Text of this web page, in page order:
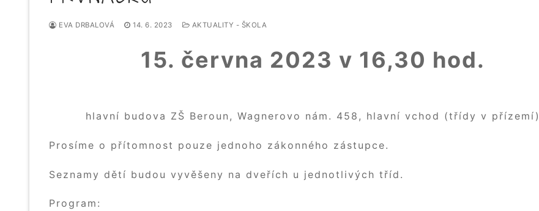
EVA DRBALOVÁ 14. 6. 2023 AKTUALITY - ŠKOLA
15. června 2023 v 16,30 hod.
hlavní budova ZŠ Beroun, Wagnerovo nám. 458, hlavní vchod (třídy v přízemí)
Prosíme o přítomnost pouze jednoho zákonného zástupce.
Seznamy dětí budou vyvěšeny na dveřích u jednotlivých tříd.
Program: